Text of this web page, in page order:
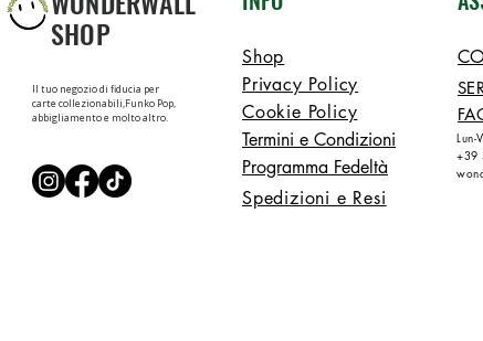
SHOP
Il tuo negozio di fiducia per
carte collezionabili,Funko Pop,
abbigliamento e molto altro.
Shop
Privacy Policy
Cookie Policy
Termini e Condizioni
Programma Fedeltà
Spedizioni e Resi
+39